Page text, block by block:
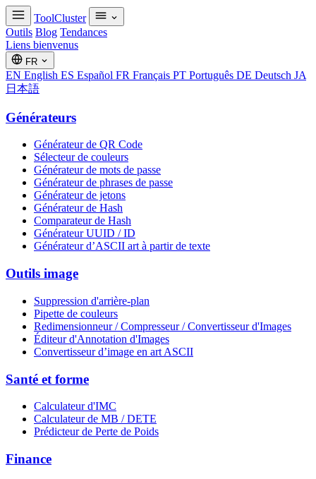
ToolCluster
Outils Blog Tendances
Liens bienvenus
FR
EN English ES Español FR Français PT Português DE Deutsch JA
日本語
Générateurs
Générateur de QR Code
Sélecteur de couleurs
Générateur de mots de passe
Générateur de phrases de passe
Générateur de jetons
Générateur de Hash
Comparateur de Hash
Générateur UUID / ID
Générateur d’ASCII art à partir de texte
Outils image
Suppression d'arrière-plan
Pipette de couleurs
Redimensionneur / Compresseur / Convertisseur d'Images
Éditeur d'Annotation d'Images
Convertisseur d’image en art ASCII
Santé et forme
Calculateur d'IMC
Calculateur de MB / DETE
Prédicteur de Perte de Poids
Finance